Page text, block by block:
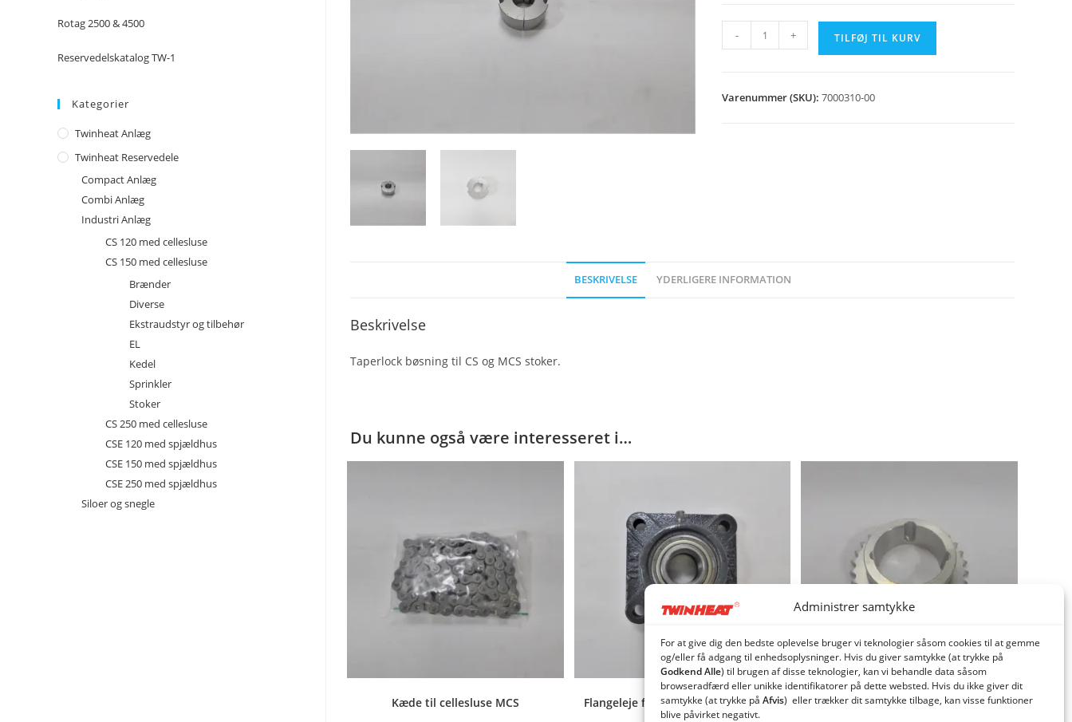
Administrer samtykke
For at give dig den bedste oplevelse bruger vi teknologier såsom cookies til at gemme
og/eller få adgang til enhedsoplysninger. Hvis du giver samtykke (at trykke på
Godkend Alle) til brugen af ​​disse teknologier, kan vi behandle data såsom
browseradfærd eller unikke identifikatorer på dette websted. Hvis du ikke giver dit
samtykke (at trykke på Afvis) eller trækker dit samtykke tilbage, kan visse funktioner
blive påvirket negativt.
Taperlock
bøsning
- + TILFØJ TIL KURV
Varenummer (SKU):7000310-00
BESKRIVELSE YDERLIGERE INFORMATION
Beskrivelse
Taperlock bøsning til CS og MCS stoker.
Du kunne også være interesseret i…
Kæde til cellesluse MCS Flangeleje for stokersnegl/cellesluse Kædehjul for taperlock Z30
Rotag 2500 & 4500
Reservedelskatalog TW-1
Kategorier
Twinheat Anlæg
Twinheat Reservedele
Compact Anlæg
Combi Anlæg
Industri Anlæg
CS 120 med cellesluse
CS 150 med cellesluse
Brænder
Diverse
Ekstraudstyr og tilbehør
EL
Kedel
Sprinkler
Stoker
CS 250 med cellesluse
CSE 120 med spjældhus
CSE 150 med spjældhus
CSE 250 med spjældhus
Siloer og snegle